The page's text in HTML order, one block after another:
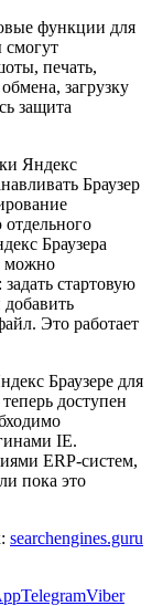
функции для
печать,
загрузку
защита
Яндекс
Браузер
Браузера
можно
стартовую
Это работает
Браузере для
доступен
IE.
ERP-систем,
пока это
searchengines.guru
TelegramViber